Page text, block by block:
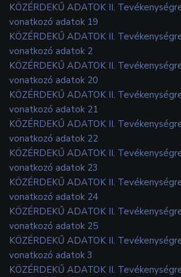
KÖZÉRDEKŰ ADATOK II.
vonatkozó adatok 19
KÖZÉRDEKŰ ADATOK II.
vonatkozó adatok 2
KÖZÉRDEKŰ ADATOK II.
vonatkozó adatok 20
KÖZÉRDEKŰ ADATOK II.
vonatkozó adatok 21
KÖZÉRDEKŰ ADATOK II.
vonatkozó adatok 22
KÖZÉRDEKŰ ADATOK II.
vonatkozó adatok 23
KÖZÉRDEKŰ ADATOK II.
vonatkozó adatok 24
KÖZÉRDEKŰ ADATOK II.
vonatkozó adatok 25
KÖZÉRDEKŰ ADATOK II.
vonatkozó adatok 3
KÖZÉRDEKŰ ADATOK II.